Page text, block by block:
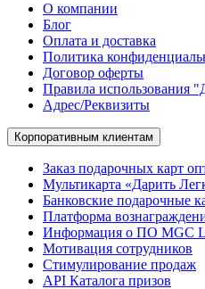
О компании
Блог
Оплата и доставка
Политика
Договор оферты
Правила использования
Адрес/Реквизиты
Корпоративным клиентам
Заказ подарочных карт
Мультикарта «Дарить
Банковские подарочные
Платформа
Информация о ПО MGC
Мотивация сотрудников
Стимулирование продаж
API Каталога призов